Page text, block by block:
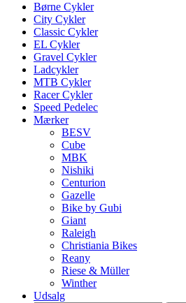
Børne Cykler
City Cykler
Classic Cykler
EL Cykler
Gravel Cykler
Ladcykler
MTB Cykler
Racer Cykler
Speed Pedelec
Mærker
BESV
Cube
MBK
Nishiki
Centurion
Gazelle
Bike by Gubi
Giant
Raleigh
Christiania Bikes
Reany
Riese & Müller
Winther
Udsalg